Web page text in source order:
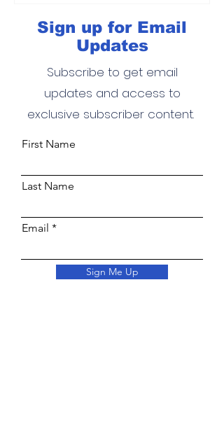
Sign up for Email
Updates
Subscribe to get email
updates and access to
exclusive subscriber content.
First Name
Last Name
Email
Sign Me Up